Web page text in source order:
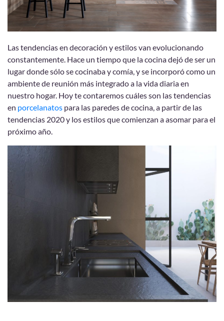
Las tendencias en decoración y estilos van evolucionando
constantemente. Hace un tiempo que la cocina dejó de ser un
lugar donde sólo se cocinaba y comía, y se incorporó como un
ambiente de reunión más integrado a la vida diaria en
nuestro hogar. Hoy te contaremos cuáles son las tendencias
en porcelanatos para las paredes de cocina, a partir de las
tendencias 2020 y los estilos que comienzan a asomar para el
próximo año.